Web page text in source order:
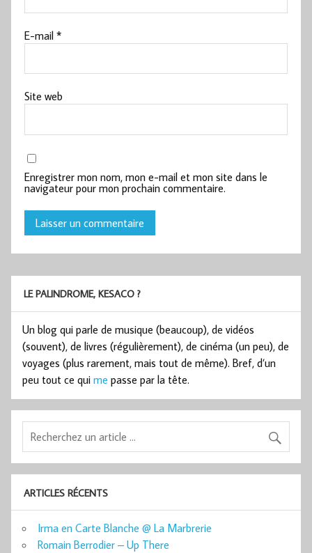
E-mail*
Site web
Enregistrer mon nom, mon e-mail et mon site dans le
navigateur pour mon prochain commentaire.
LE PALINDROME, KESACO ?
Un blog qui parle de musique (beaucoup), de vidéos
(souvent), de livres (régulièrement), de cinéma (un peu), de
voyages (plus rarement, mais tout de même). Bref, d’un
peu tout ce qui me passe par la tête.
ARTICLES RÉCENTS
Irma en Carte Blanche @ La Marbrerie
Romain Berrodier – Up There